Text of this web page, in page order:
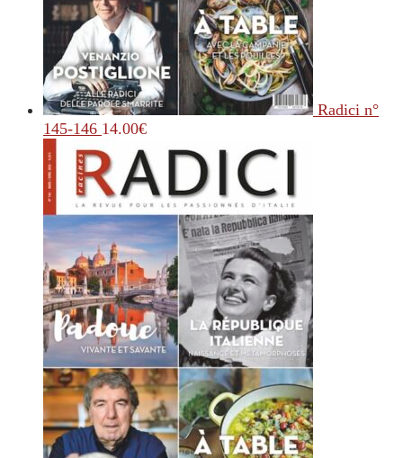
Radici n°
145-146 14.00€